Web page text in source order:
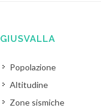
GIUSVALLA
Popolazione
Altitudine
Zone sismiche